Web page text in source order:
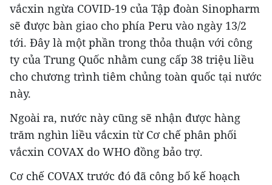
vắcxin ngừa COVID-19 của Tập đoàn Sinopharm
sẽ được bàn giao cho phía Peru vào ngày 13/2
tới. Đây là một phần trong thỏa thuận với công
ty của Trung Quốc nhằm cung cấp 38 triệu liều
cho chương trình tiêm chủng toàn quốc tại nước
này.
Ngoài ra, nước này cũng sẽ nhận được hàng
trăm nghìn liều vắcxin từ Cơ chế phân phối
vắcxin COVAX do WHO đồng bảo trợ.
Cơ chế COVAX trước đó đã công bố kế hoạch